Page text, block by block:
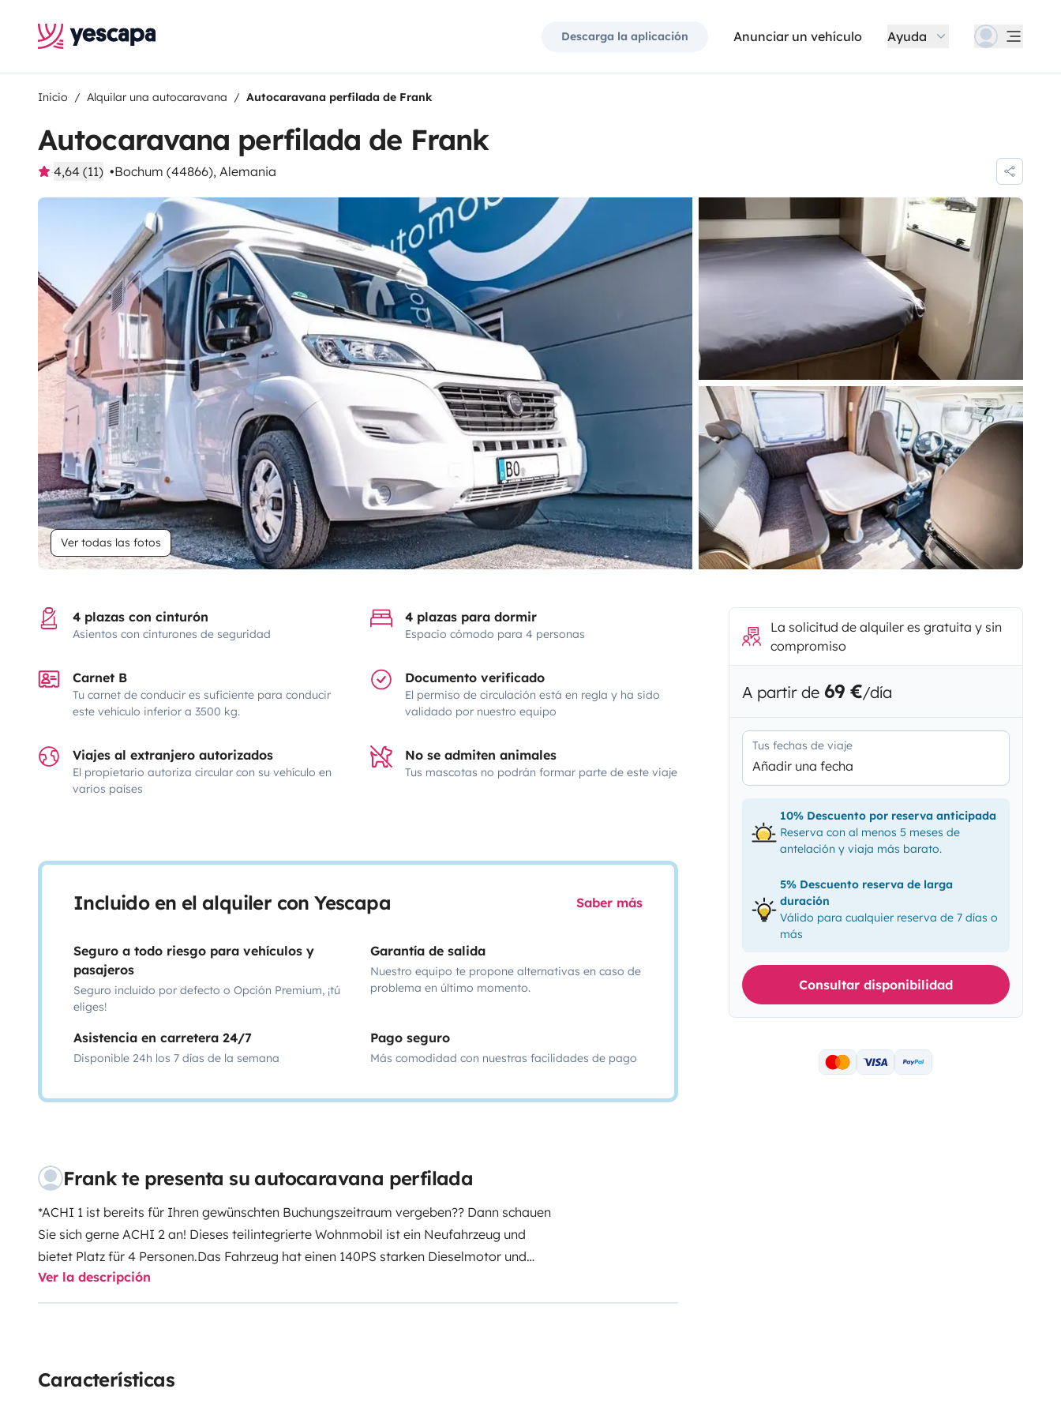
Descarga la aplicación Anunciar un vehículo Ayuda
Inicio Alquilar una autocaravana Autocaravana perfilada de Frank
Autocaravana perfilada de Frank
4,64 (11) Bochum (44866), Alemania
Ver todas las fotos
4 plazas con cinturón
Asientos con cinturones de seguridad
4 plazas para dormir
Espacio cómodo para 4 personas
Carnet B
Tu carnet de conducir es suficiente para conducir
este vehículo inferior a 3500 kg.
Documento verificado
El permiso de circulación está en regla y ha sido
validado por nuestro equipo
Viajes al extranjero autorizados
El propietario autoriza circular con su vehículo en
varios países
No se admiten animales
Tus mascotas no podrán formar parte de este viaje
Incluido en el alquiler con Yescapa Saber más
Seguro a todo riesgo para vehículos y
pasajeros
Seguro incluido por defecto o Opción Premium, ¡tú
eliges!
Garantía de salida
Nuestro equipo te propone alternativas en caso de
problema en último momento.
Asistencia en carretera 24/7
Disponible 24h los 7 días de la semana
Pago seguro
Más comodidad con nuestras facilidades de pago
Frank te presenta su autocaravana perfilada
*ACHI 1 ist bereits für Ihren gewünschten Buchungszeitraum vergeben?? Dann schauen
Sie sich gerne ACHI 2 an! Dieses teilintegrierte Wohnmobil ist ein Neufahrzeug und
bietet Platz für 4 Personen.Das Fahrzeug hat einen 140PS starken Dieselmotor und
entspricht der Euro 6 Norm.
im Heck (150x195cm), rundum leicht zugänglich, und ein Hubbett (140x180cm) bieten
einer separaten Dusche.
Ver la descripción
Características
La solicitud de alquiler es gratuita y sin
compromiso
A partir de 69 €/día
Tus fechas de viaje
Añadir una fecha
10% Descuento por reserva anticipada
Reserva con al menos 5 meses de
antelación y viaja más barato.
5% Descuento reserva de larga
duración
Válido para cualquier reserva de 7 días o
más
Consultar disponibilidad